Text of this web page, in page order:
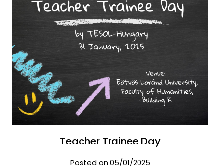
Teacher Trainee Day
Posted on 05/01/2025